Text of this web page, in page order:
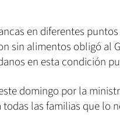
en diferentes
sin alimentos obligó al
en esta condición
domingo por la
las familias que lo